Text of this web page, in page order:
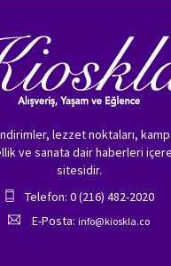
lezzet noktaları,
ve sanata dair haberleri
sitesidir.
Telefon: 0 (216) 482-2020
E-Posta: info@kioskla.co